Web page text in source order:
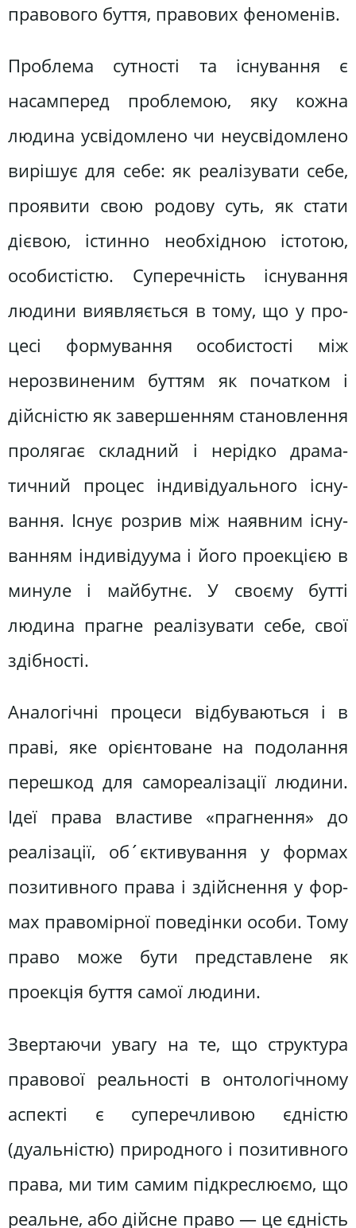
правового буття, правових фено­менів.
Проблема сутності та існування є
насамперед проблемою, яку кожна
людина усвідомлено чи неусвідомлено
вирішує для себе: як реалізувати себе,
проявити свою родову суть, як стати
дієвою, істинно необхідною істотою,
особистістю. Суперечність існування
людини виявляється в тому, що у про­
цесі формування особистості між
нерозвиненим буттям як початком і
дійсністю як завершенням становлен­ня
пролягає складний і нерідко драма­
тичний процес індивідуального існу­
вання. Існує розрив між наявним існу­
ванням індивідуума і його проекцією в
минуле і майбутнє. У своєму бутті
людина прагне реалізувати себе, свої
здібності.
Аналогічні процеси відбуваються і в
праві, яке орієнтоване на подолання
перешкод для самореалізації людини.
Ідеї права властиве «прагнення» до
реалізації, об´єктивування у формах
позитивного права і здійснення у фор­
мах правомірної поведінки особи. Тому
право може бути представлене як
проекція буття самої людини.
Звертаючи увагу на те, що структу­ра
правової реальності в онтологічно­му
аспекті є суперечливою єдністю
(дуальністю) природного і позитивно­го
права, ми тим самим підкреслюємо, що
реальне, або дійсне право — це єдність